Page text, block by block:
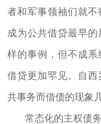
者和军事领袖们就
成为公共借贷最早
样的事例，但不成
借贷更加罕见。自
共事务而借债的现象
常态化的主权债